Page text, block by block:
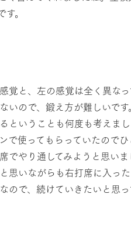
。
覚と、左の感覚は全く異な
いので、鍛え方が難しいで
ということも何度も考えま
で使ってもらっていたので
でやり通してみようと思い
思いながらも右打席に入っ
ので、続けていきたいと思っ